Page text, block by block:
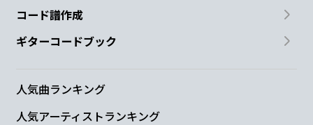
コード譜作成
ギターコードブック
人気曲ランキング
人気アーティストランキング